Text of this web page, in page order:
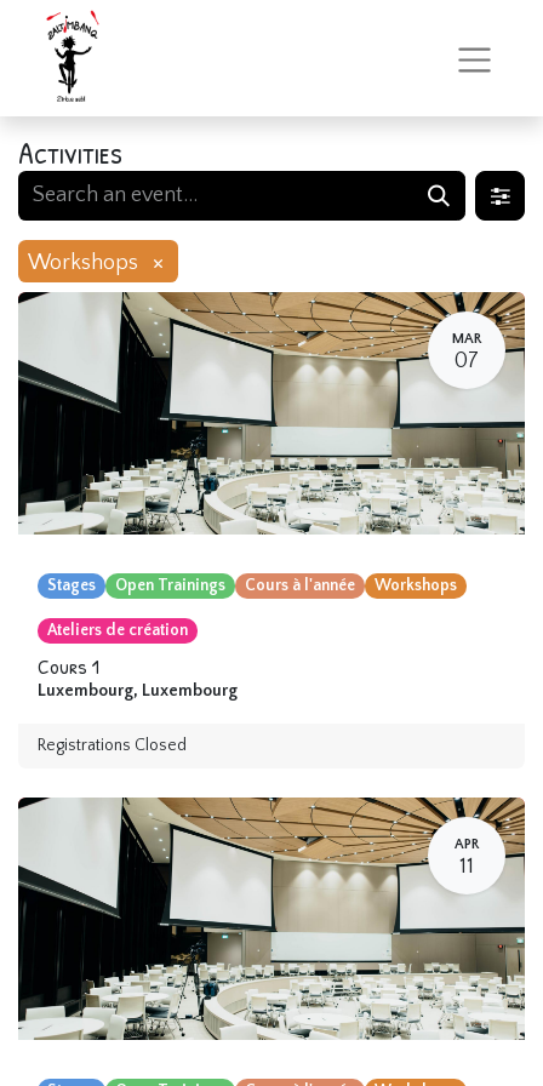
Activities
Workshops ×
MAR
07
Stages Open Trainings Cours à l'année Workshops
Ateliers de création
Cours 1
Luxembourg, Luxembourg
Registrations Closed
APR
11